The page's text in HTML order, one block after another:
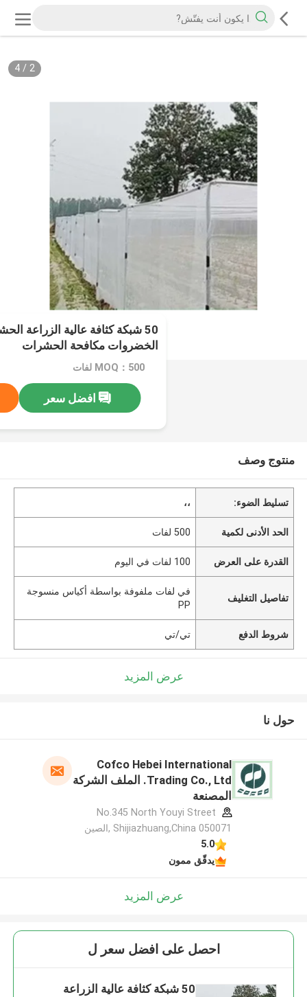
2
/
4
الخضروات مكافحة الحشرات
MOQ：500 لفات
افضل سعر
منتوج وصف
تسليط الضوء: ،،
الحد الأدنى لكمية 500 لفات
القدرة على العرض 100 لفات في اليوم
تفاصيل التغليف
في لفات ملفوفة بواسطة أكياس منسوجة
PP
شروط الدفع تي/تي
عرض المزيد
حول نا
Cofco Hebei International
Trading Co., Ltd. الملف الشركة
المصنعة
No.345 North Youyi Street
Shijiazhuang,China 050071 ,الصين
5.0
يدقّق ممون
عرض المزيد
احصل على افضل سعر ل
50 شبكة كثافة عالية الزراعة